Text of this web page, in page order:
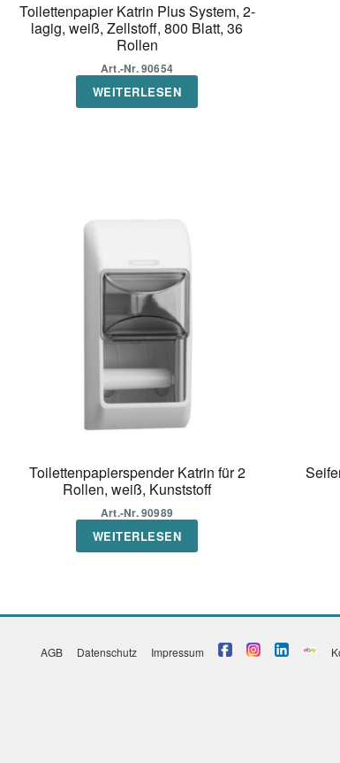
Toilettenpapier Katrin Plus System, 2-
lagig, weiß, Zellstoff, 800 Blatt, 36
Rollen
Art.-Nr. 90654
WEITERLESEN
Toilettenpapierspender Katrin für 2
Rollen, weiß, Kunststoff
Art.-Nr. 90989
WEITERLESEN
AGB Datenschutz Impressum